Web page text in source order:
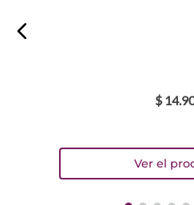
$ 14.